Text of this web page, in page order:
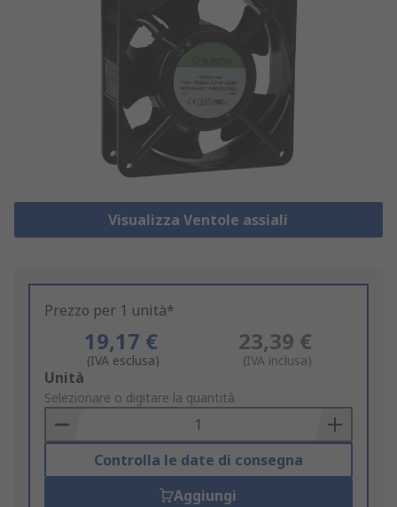
Visualizza Ventole assiali
Prezzo per 1 unità*
19,17 €
(IVA esclusa)
23,39 €
(IVA inclusa)
Add
to
Basket
Unità
Selezionare o digitare la quantità
Controlla le date di consegna
Aggiungi